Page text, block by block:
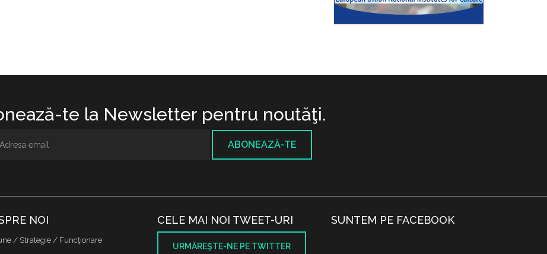
te la Newsletter pentru noutăţi.
ABONEAZĂ-TE
NOI
/ Strategie / Funcţionare
CELE MAI NOI TWEET-URI
URMĂREŞTE-NE PE TWITTER
SUNTEM PE FACEBOOK